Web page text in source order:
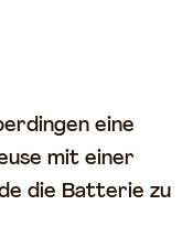
eine
mit einer
die Batterie zu